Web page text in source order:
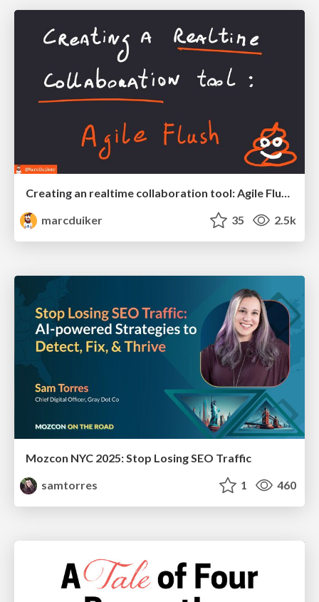
Creating an realtime collaboration tool: Agile Flush - .NET Oxford
marcduiker
35 2.5k
Mozcon NYC 2025: Stop Losing SEO Traffic
samtorres
1 460